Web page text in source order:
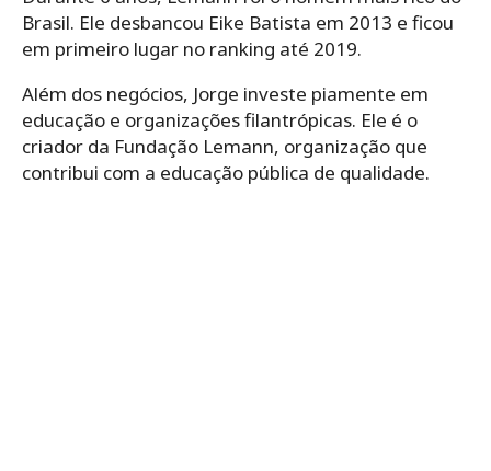
Brasil. Ele desbancou Eike Batista em 2013 e ficou
em primeiro lugar no ranking até 2019.
Além dos negócios, Jorge investe piamente em
educação e organizações filantrópicas. Ele é o
criador da Fundação Lemann, organização que
contribui com a educação pública de qualidade.